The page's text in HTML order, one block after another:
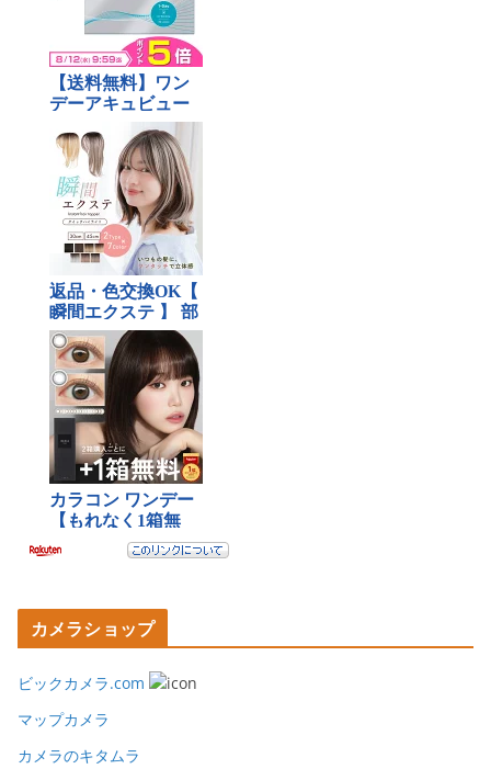
カメラショップ
ビックカメラ.com
マップカメラ
カメラのキタムラ